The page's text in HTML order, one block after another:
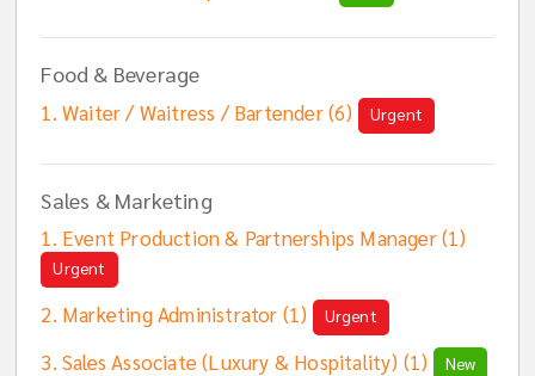
Food & Beverage
Waiter / Waitress / Bartender (6) Urgent
Sales & Marketing
Event Production & Partnerships Manager (1)
Urgent
Marketing Administrator (1) Urgent
Sales Associate (Luxury & Hospitality) (1) New